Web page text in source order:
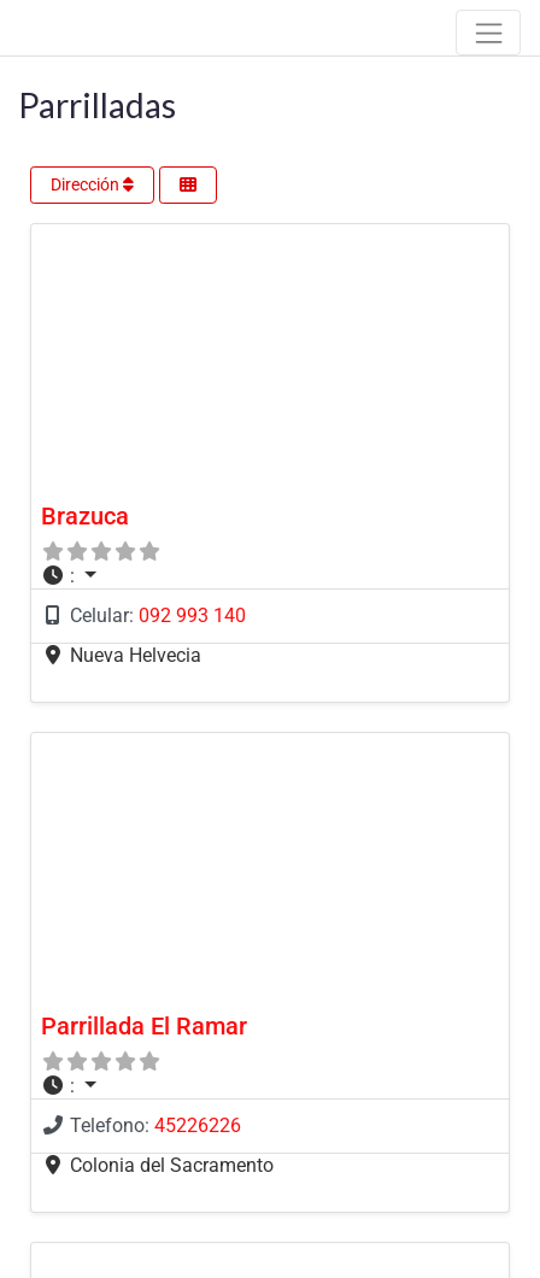
Parrilladas
Dirección
Brazuca
:
Celular: 092 993 140
Nueva Helvecia
Parrillada El Ramar
:
Telefono: 45226226
Colonia del Sacramento